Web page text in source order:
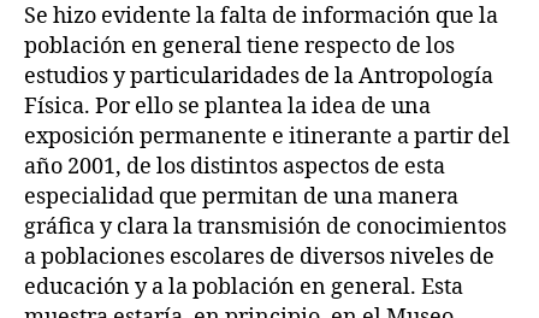
Se hizo evidente la falta de información que la
población en general tiene respecto de los
estudios y particularidades de la Antropología
Física. Por ello se plantea la idea de una
exposición permanente e itinerante a partir del
año 2001, de los distintos aspectos de esta
especialidad que permitan de una manera
gráfica y clara la transmisión de conocimientos
a poblaciones escolares de diversos niveles de
educación y a la población en general. Esta